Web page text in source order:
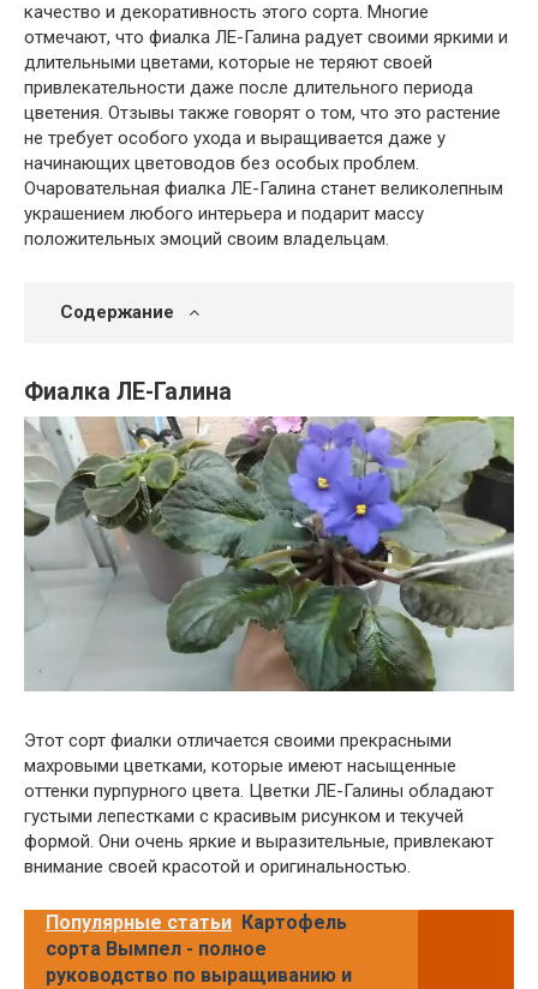
качество и декоративность этого сорта. Многие
отмечают, что фиалка ЛЕ-Галина радует своими яркими и
длительными цветами, которые не теряют своей
привлекательности даже после длительного периода
цветения. Отзывы также говорят о том, что это растение
не требует особого ухода и выращивается даже у
начинающих цветоводов без особых проблем.
Очаровательная фиалка ЛЕ-Галина станет великолепным
украшением любого интерьера и подарит массу
положительных эмоций своим владельцам.
Содержание
Фиалка ЛЕ-Галина
Этот сорт фиалки отличается своими прекрасными
махровыми цветками, которые имеют насыщенные
оттенки пурпурного цвета. Цветки ЛЕ-Галины обладают
густыми лепестками с красивым рисунком и текучей
формой. Они очень яркие и выразительные, привлекают
внимание своей красотой и оригинальностью.
Популярные статьи Картофель
сорта Вымпел - полное
руководство по выращиванию и